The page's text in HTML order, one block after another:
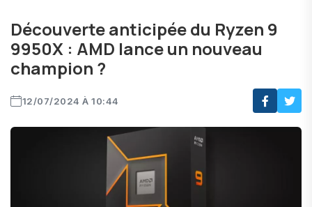
Découverte anticipée du Ryzen 9
9950X : AMD lance un nouveau
champion ?
12/07/2024 À 10:44